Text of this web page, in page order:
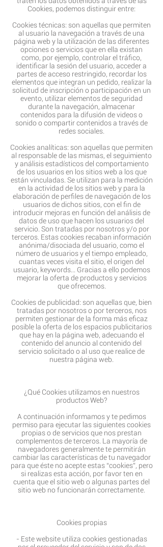
Cookies, podemos distinguir entre:
Cookies técnicas: son aquellas que permiten
al usuario la navegación a través de una
página web y la utilización de las diferentes
opciones o servicios que en ella existan
como, por ejemplo, controlar el tráfico,
identificar la sesión del usuario, acceder a
partes de acceso restringido, recordar los
elementos que integran un pedido, realizar la
solicitud de inscripción o participación en un
evento, utilizar elementos de seguridad
durante la navegación, almacenar
contenidos para la difusión de videos o
sonido o compartir contenidos a través de
redes sociales.
Cookies analíticas: son aquellas que permiten
al responsable de las mismas, el seguimiento
y análisis estadísticos del comportamiento
de los usuarios en los sitios web a los que
están vinculadas. Se utilizan para la medición
en la actividad de los sitios web y para la
elaboración de perfiles de navegación de los
usuarios de dichos sitios, con el fin de
introducir mejoras en función del análisis de
datos de uso que hacen los usuarios del
servicio. Son tratadas por nosotros y/o por
terceros. Estas cookies recaban información
anónima/disociada del usuario, como el
número de usuarios y el tiempo empleado,
cuantas veces visita el sitio, el origen del
usuario, keywords... Gracias a ello podemos
mejorar la oferta de productos y servicios
que ofrecemos.
Cookies de publicidad: son aquellas que, bien
tratadas por nosotros o por terceros, nos
permiten gestionar de la forma más eficaz
posible la oferta de los espacios publicitarios
que hay en la página web, adecuando el
contenido del anuncio al contenido del
servicio solicitado o al uso que realice de
nuestra página web.
¿Qué Cookies utilizamos en nuestros
productos Web?
A continuación informamos y te pedimos
permiso para ejecutar las siguientes cookies
propias o de servicios que nos prestan
complementos de terceros. La mayoría de
navegadores generalmente te permitirán
cambiar las características de tu navegador
para que éste no acepte estas “cookies”, pero
si realizas esta acción, por favor ten en
cuenta que el sitio web o algunas partes del
sitio web no funcionarán correctamente.
Cookies propias
- Este website utiliza cookies gestionadas